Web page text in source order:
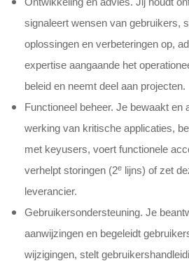
signaleert wensen van gebruikers,
oplossingen en verbeteringen op,
expertise aangaande het
beleid en neemt deel aan projecten.
Functioneel beheer. Je bewaakt en
werking van kritische applicaties,
met keyusers, voert functionele
verhelpt storingen (2e
lijns) of zet
leverancier.
Gebruikersondersteuning. Je
aanwijzingen en begeleidt
wijzigingen, stelt